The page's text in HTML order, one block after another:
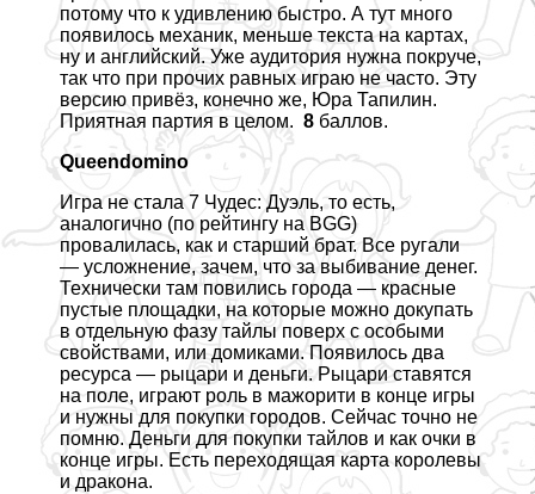
потому что к удивлению быстро. А тут много
появилось механик, меньше текста на картах,
ну и английский. Уже аудитория нужна покруче,
так что при прочих равных играю не часто. Эту
версию привёз, конечно же, Юра Тапилин.
Приятная партия в целом. 8 баллов.
Queendomino
Игра не стала 7 Чудес: Дуэль, то есть,
аналогично (по рейтингу на BGG)
провалилась, как и старший брат. Все ругали
— усложнение, зачем, что за выбивание денег.
Технически там повились города — красные
пустые площадки, на которые можно докупать
в отдельную фазу тайлы поверх с особыми
свойствами, или домиками. Появилось два
ресурса — рыцари и деньги. Рыцари ставятся
на поле, играют роль в мажорити в конце игры
и нужны для покупки городов. Сейчас точно не
помню. Деньги для покупки тайлов и как очки в
конце игры. Есть переходящая карта королевы
и дpaкона.